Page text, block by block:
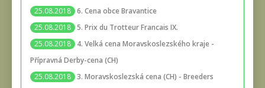
25.08.2018 6. Cena obce Bravantice
25.08.2018 5. Prix du Trotteur Francais IX.
25.08.2018
4. Velká cena Moravskoslezského kraje -
Přípravná Derby-cena (CH)
25.08.2018 3. Moravskoslezská cena (CH) - Breeders